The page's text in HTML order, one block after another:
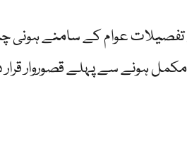
عوام کے سامنے ہونی
ہونے سے پہلے قصوروار قرار